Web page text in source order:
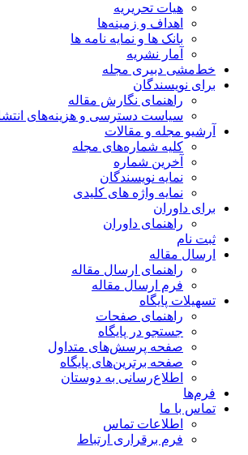
هیات تحریریه
اهداف و زمینه‌ها
بانک ها و نمایه نامه ها
آمار نشریه
خط‌مشی دبیری مجله
برای نویسندگان
راهنمای نگارش مقاله
سیاست دسترسی و هزینه‌های انتشار
آرشیو مجله و مقالات
کلیه شماره‌های مجله
آخرین شماره
نمایه نویسندگان
نمایه واژه های کلیدی
برای داوران
راهنمای داوران
ثبت نام
ارسال مقاله
راهنمای ارسال مقاله
فرم ارسال مقاله
تسهیلات پایگاه
راهنمای صفحات
جستجو در پایگاه
صفحه پرسش‌های متداول
صفحه برترین‌های پایگاه
اطلاع‌رسانی به دوستان
فرم‌ها
تماس با ما
اطلاعات تماس
فرم برقراری ارتباط